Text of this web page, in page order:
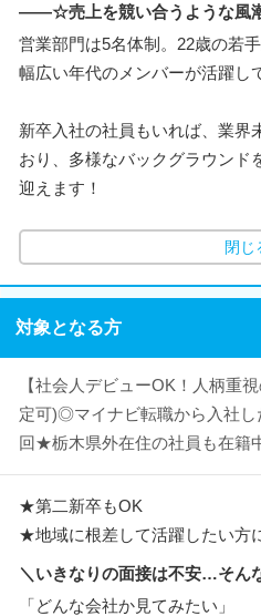
――☆売上を競い合うような風
営業部門は5名体制。22歳の若
幅広い年代のメンバーが活躍し
新卒入社の社員もいれば、業界
おり、多様なバックグラウンド
迎えます！
閉じ
対象となる方
【社会人デビューOK！人柄重
定可)◎マイナビ転職から入社
回★栃木県外在住の社員も在籍
★第二新卒もOK
★地域に根差して活躍したい方
＼いきなりの面接は不安…そん
「どんな会社か見てみたい」